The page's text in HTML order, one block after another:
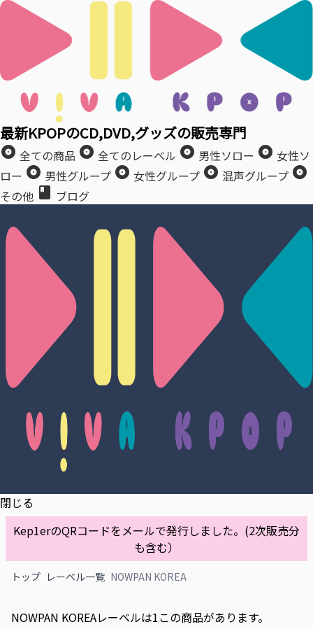
最新KPOPのCD,DVD,グッズの販売専門
album 全ての商品 album 全てのレーベル album 男性ソロー album 女性ソ
ロー album 男性グループ album 女性グループ album 混声グループ album
その他 book ブログ
閉じる
Kep1erのQRコードをメールで発行しました。(2次販売分
も含む）
トップ レーベル一覧 NOWPAN KOREA
NOWPAN KOREAレーベルは1この商品があります。